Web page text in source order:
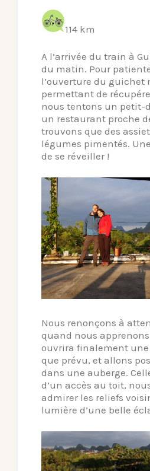
114 km
A l’arrivée du train à
du matin. Pour
l’ouverture du guichet
permettant de
nous tentons un petit-
un restaurant proche
trouvons que des
légumes pimentés.
de se réveiller !
Nous renonçons à
quand nous
ouvrira finalement
que prévu, et allons
dans une auberge.
d’un accès au toit,
admirer les reliefs
lumière d’une belle